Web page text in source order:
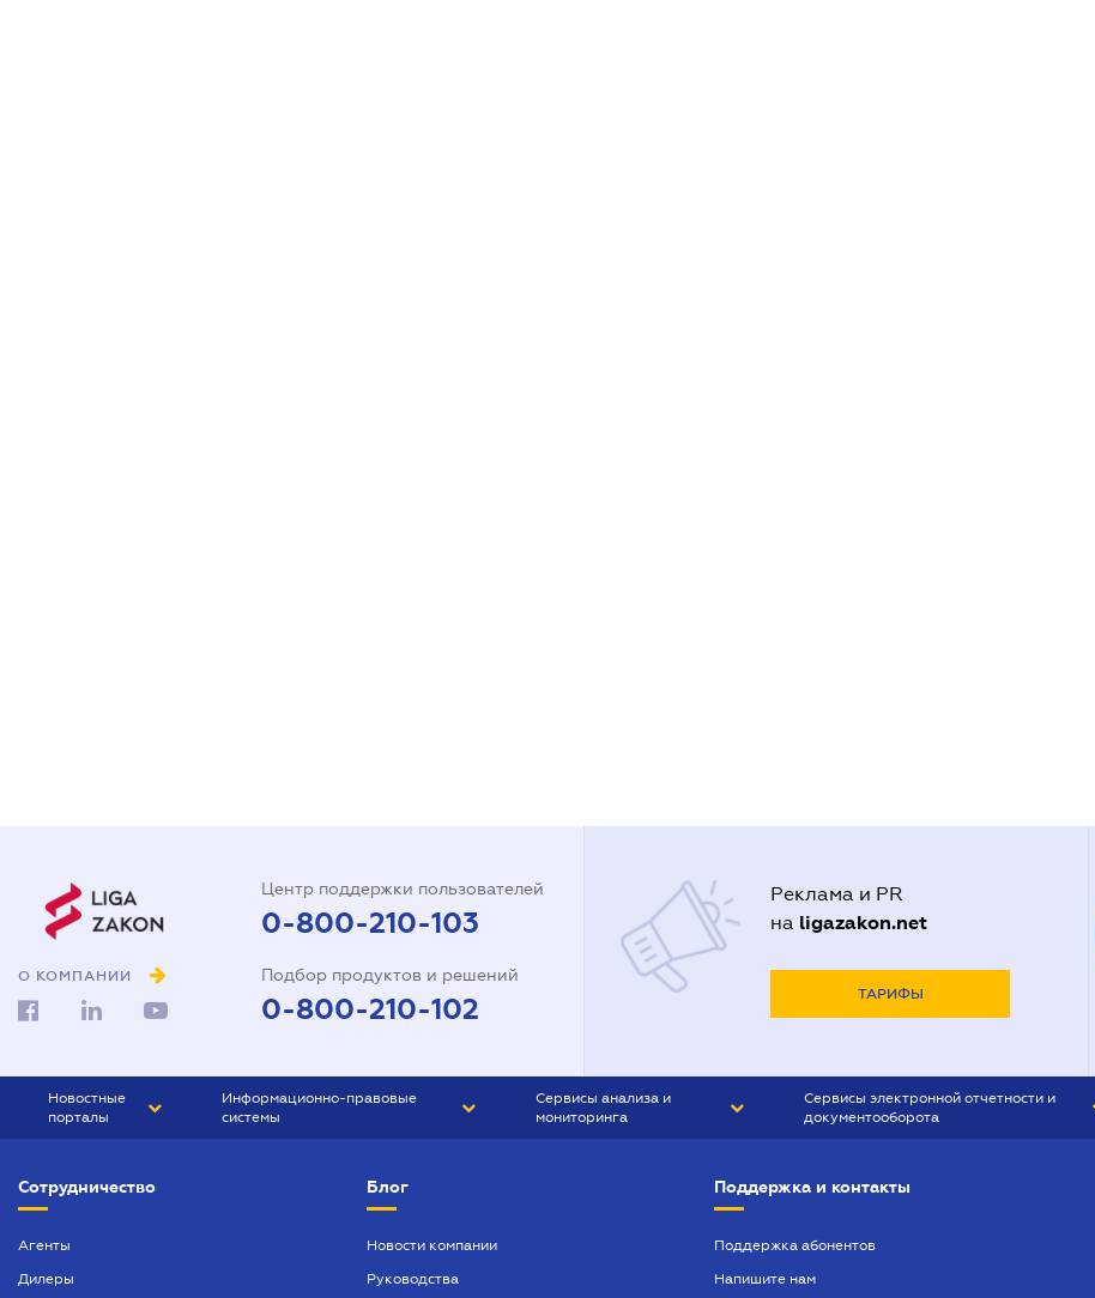
О КОМПАНИИ
Центр поддержки пользователей
0-800-210-103
Подбор продуктов и решений
0-800-210-102
Реклама и PR
на ligazakon.net
ТАРИФЫ
Новостные
порталы
БИЗНЕС
Информационно-правовые
системы
БУХГАЛТЕР ПРОФ
Сервисы анализа и
мониторинга
Сервисы электронной отчетности и
документооборота
Сотрудничество
Агенты
Дилеры
Блог
Новости компании
Руководства
Поддержка и контакты
Поддержка абонентов
Напишите нам